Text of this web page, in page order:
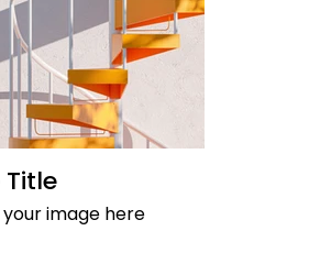
image here